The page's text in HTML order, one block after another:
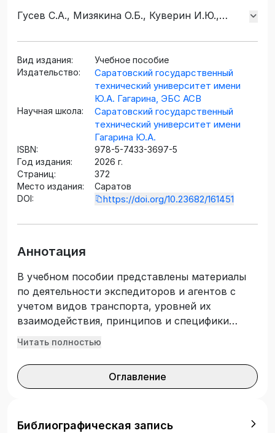
Гусев С.А., Мизякина О.Б., Куверин И.Ю.,
Вид издания:
Учебное пособие
Издательство:
Саратовский государственный
технический университет имени
Ю.А. Гагарина, ЭБС АСВ
Научная школа:
Саратовский государственный
технический университет имени
Гагарина Ю.А.
ISBN:
978-5-7433-3697-5
Год издания:
2026 г.
Страниц:
372
Место издания:
Саратов
DOI:
https://doi.org/10.23682/161451
Аннотация
В учебном пособии представлены материалы
по деятельности экспедиторов и агентов с
учетом видов транспорта, уровней их
взаимодействия, принципов и специфики
работы в организации и функционировании
курсам «Транспортная логистика», «Основы
транспортно-экспедиторского обслуживания»,
для слушателей, обучающихся по направлению
Читать полностью
Оглавление
Библиографическая запись